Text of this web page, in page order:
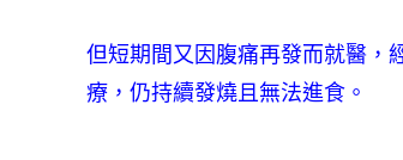
但短期間又因腹痛再發而就醫，
療，仍持續發燒且無法進食。